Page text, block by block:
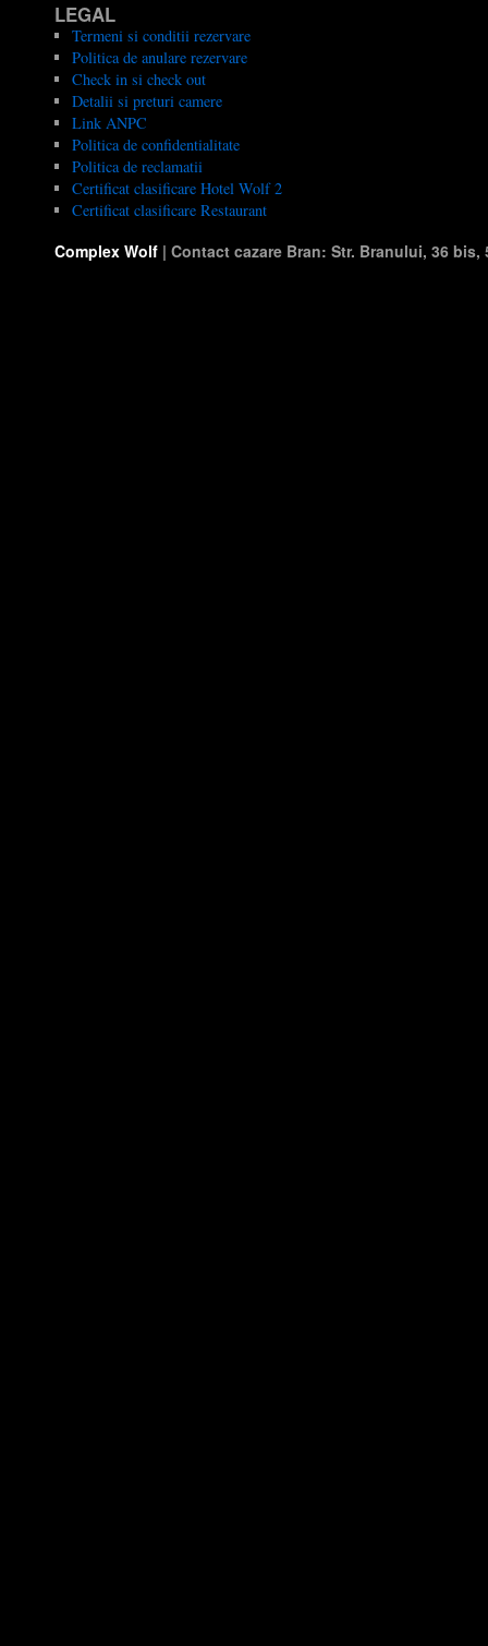
LEGAL
Termeni si conditii rezervare
Politica de anulare rezervare
Check in si check out
Detalii si preturi camere
Link ANPC
Politica de confidentialitate
Politica de reclamatii
Certificat clasificare Hotel Wolf 2
Certificat clasificare Restaurant
Complex Wolf | Contact cazare Bran: Str. Branului, 36 bis,